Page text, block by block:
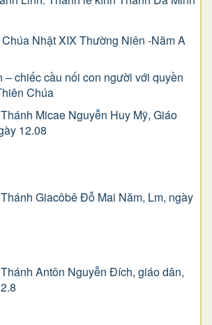
Nhật XIX Thường Niên -Năm A
– chiếc cầu nối con người với quyền
Chúa
Micae Nguyễn Huy Mỹ, Giáo
12.08
Giacôbê Ðỗ Mai Năm, Lm, ngày
Antôn Nguyễn Ðích, giáo dân,